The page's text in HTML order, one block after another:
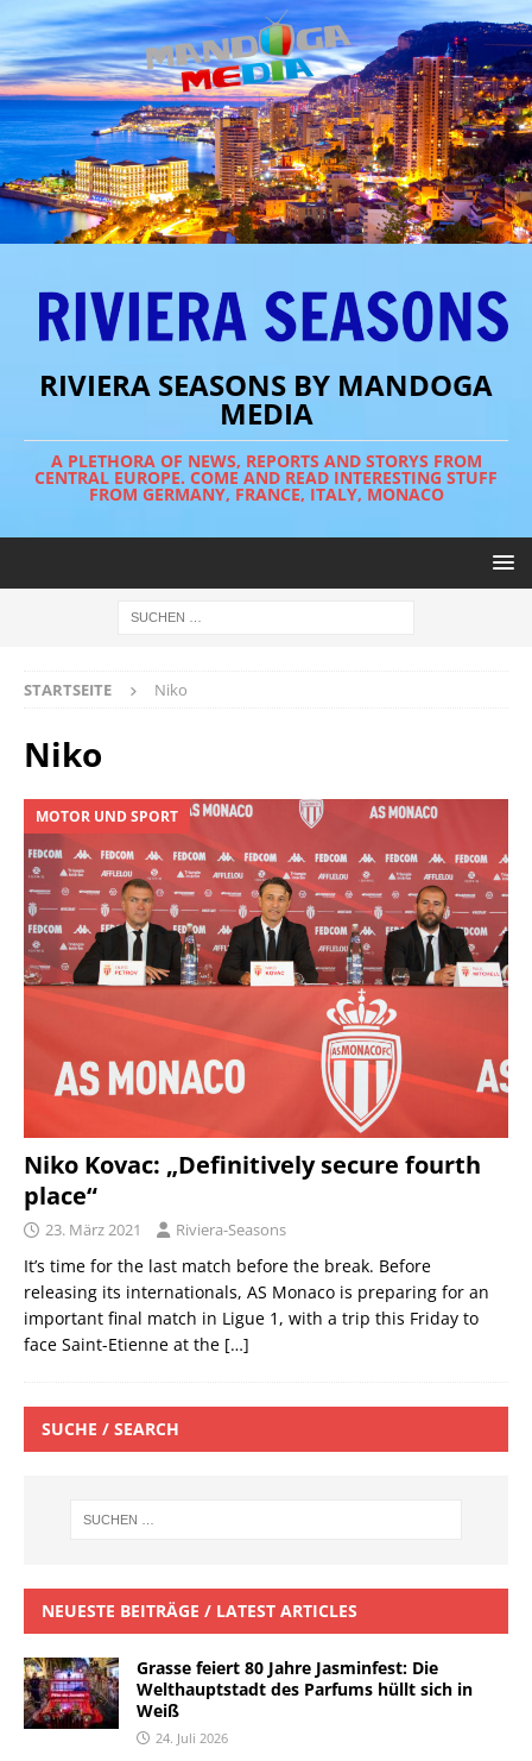
RIVIERA SEASONS BY MANDOGA
MEDIA
A PLETHORA OF NEWS, REPORTS AND STORYS FROM
CENTRAL EUROPE. COME AND READ INTERESTING STUFF
FROM GERMANY, FRANCE, ITALY, MONACO
STARTSEITE Niko
Niko
MOTOR UND SPORT
Niko Kovac: „Definitively secure fourth
place“
23. März 2021 Riviera-Seasons
It’s time for the last match before the break. Before
releasing its internationals, AS Monaco is preparing for an
important final match in Ligue 1, with a trip this Friday to
face Saint-Etienne at the […]
SUCHE / SEARCH
NEUESTE BEITRÄGE / LATEST ARTICLES
Grasse feiert 80 Jahre Jasminfest: Die
Welthauptstadt des Parfums hüllt sich in
Weiß
24. Juli 2026